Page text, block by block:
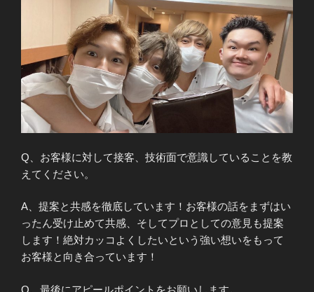
Q、お客様に対して接客、技術面で意識していることを教
えてください。
A、提案と共感を徹底しています！お客様の話をまずはい
ったん受け止めて共感、そしてプロとしての意見も提案
します！絶対カッコよくしたいという強い想いをもって
お客様と向き合っています！
Q、最後にアピールポイントをお願いします。